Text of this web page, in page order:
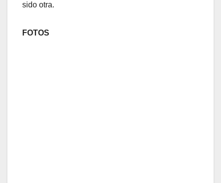
sido otra.
FOTOS